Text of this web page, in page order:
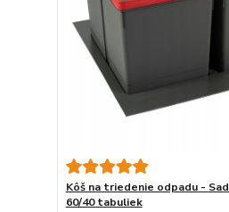
Kôš na triedenie odpadu -
60/40 tabuliek